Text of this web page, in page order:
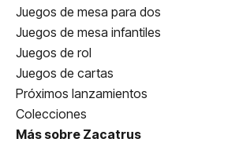
Juegos de mesa para dos
Juegos de mesa infantiles
Juegos de rol
Juegos de cartas
Próximos lanzamientos
Colecciones
Más sobre Zacatrus